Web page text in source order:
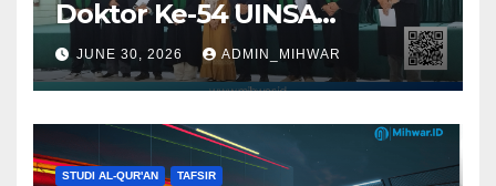
Doktor Ke-54 UINSA
Surabaya
JUNE 30, 2026 ADMIN_MIHWAR
STUDI AL-QUR'AN TAFSIR